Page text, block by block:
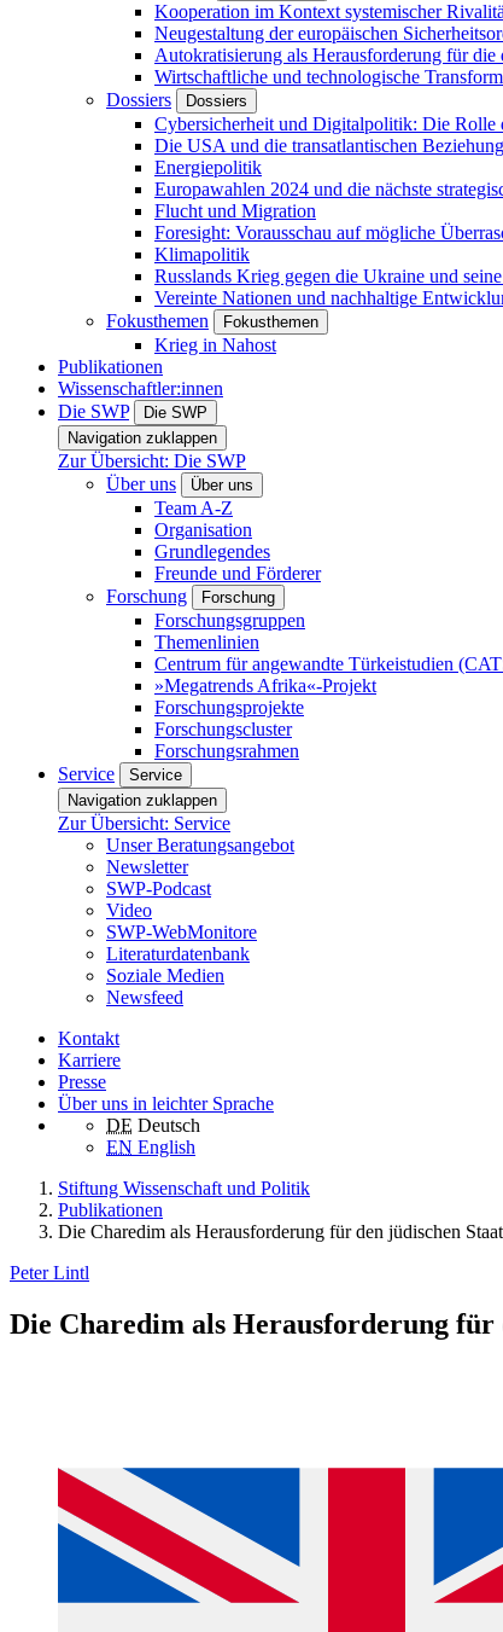
Kooperation im Kontext systemischer
Neugestaltung der europäischen
Autokratisierung als Herausforderung für die
Wirtschaftliche und technologische
Dossiers
Dossiers
Cybersicherheit und Digitalpolitik: Die Rolle
Die USA und die transatlantischen
Energiepolitik
Europawahlen 2024 und die nächste
Flucht und Migration
Foresight: Vorausschau auf mögliche
Klimapolitik
Russlands Krieg gegen die Ukraine und
Vereinte Nationen und nachhaltige
Fokusthemen
Fokusthemen
Krieg in Nahost
Publikationen
Wissenschaftler:innen
Die SWP
Die SWP
Navigation zuklappen
Zur Übersicht: Die SWP
Über uns
Über uns
Team A-Z
Organisation
Grundlegendes
Freunde und Förderer
Forschung
Forschung
Forschungsgruppen
Themenlinien
Centrum für angewandte Türkeistudien
»Megatrends Afrika«-Projekt
Forschungsprojekte
Forschungscluster
Forschungsrahmen
Service
Service
Navigation zuklappen
Zur Übersicht: Service
Unser Beratungsangebot
Newsletter
SWP-Podcast
Video
SWP-WebMonitore
Literaturdatenbank
Soziale Medien
Newsfeed
Kontakt
Karriere
Presse
Über uns in leichter Sprache
DE Deutsch
EN English
Stiftung Wissenschaft und Politik
Publikationen
Die Charedim als Herausforde­rung für den jüdischen Staat
Peter Lintl
Die Charedim als Herausforde­rung für